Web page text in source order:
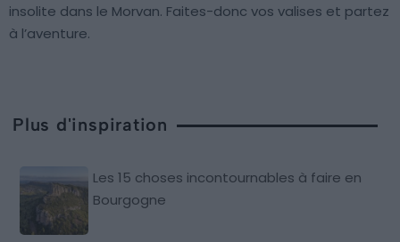
insolite dans le Morvan. Faites-donc vos valises et partez
à l’aventure.
Plus d'inspiration
Les 15 choses incontournables à faire en
Bourgogne